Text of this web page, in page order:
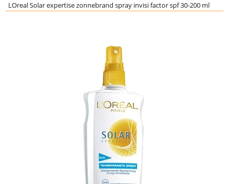
LOreal Solar expertise zonnebrand spray invisi factor spf 30-200 ml